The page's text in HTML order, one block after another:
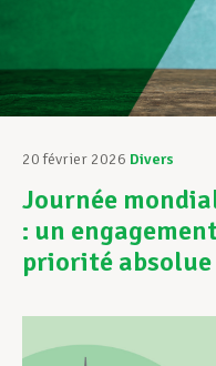
Structures
Assistance au
Vos droits
20 février 2026 Divers
Journée
: un
priorité absolue